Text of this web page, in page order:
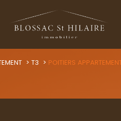
Voir les11
T3 POITIERS